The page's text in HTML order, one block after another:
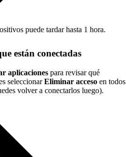
puede tardar hasta 1 hora.
están conectadas
aplicaciones para revisar qué
seleccionarEliminar acceso en todos
volver a conectarlos luego).